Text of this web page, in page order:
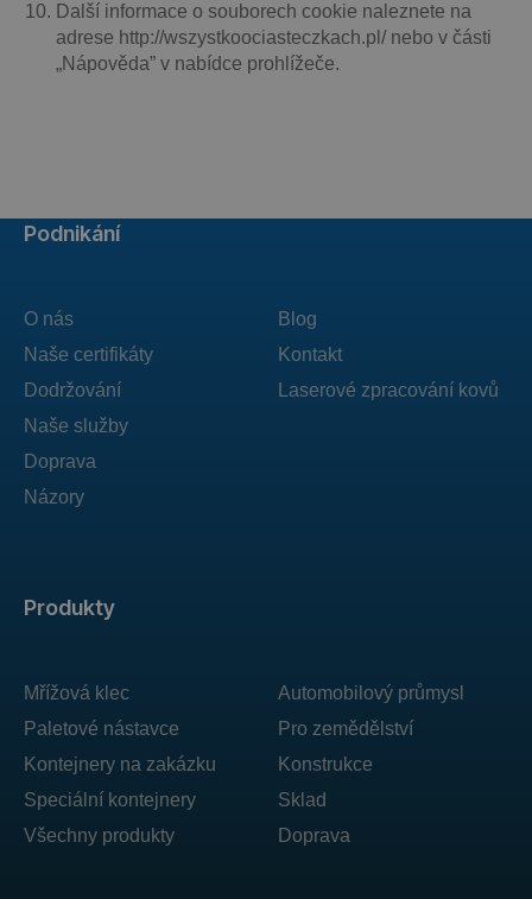
Další informace o souborech cookie naleznete na
adrese http://wszystkoociasteczkach.pl/ nebo v části
„Nápověda” v nabídce prohlížeče.
Produkty
Mřížová klec
Paletové nástavce
Kontejnery na zakázku
Speciální kontejnery
Všechny produkty
Automobilový průmysl
Pro zemědělství
Konstrukce
Sklad
Doprava
Podnikání
O nás
Naše certifikáty
Dodržování
Naše služby
Doprava
Názory
Blog
Kontakt
Laserové zpracování kovů